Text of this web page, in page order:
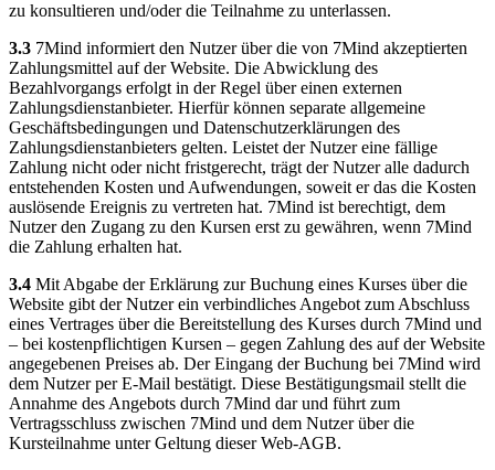
zu konsultieren und/oder die Teilnahme zu unterlassen.
3.3 7Mind informiert den Nutzer über die von 7Mind akzeptierten
Zahlungsmittel auf der Website. Die Abwicklung des
Bezahlvorgangs erfolgt in der Regel über einen externen
Zahlungsdienstanbieter. Hierfür können separate allgemeine
Geschäftsbedingungen und Datenschutzerklärungen des
Zahlungsdienstanbieters gelten. Leistet der Nutzer eine fällige
Zahlung nicht oder nicht fristgerecht, trägt der Nutzer alle dadurch
entstehenden Kosten und Aufwendungen, soweit er das die Kosten
auslösende Ereignis zu vertreten hat. 7Mind ist berechtigt, dem
Nutzer den Zugang zu den Kursen erst zu gewähren, wenn 7Mind
die Zahlung erhalten hat.
3.4 Mit Abgabe der Erklärung zur Buchung eines Kurses über die
Website gibt der Nutzer ein verbindliches Angebot zum Abschluss
eines Vertrages über die Bereitstellung des Kurses durch 7Mind und
– bei kostenpflichtigen Kursen – gegen Zahlung des auf der Website
angegebenen Preises ab. Der Eingang der Buchung bei 7Mind wird
dem Nutzer per E-Mail bestätigt. Diese Bestätigungsmail stellt die
Annahme des Angebots durch 7Mind dar und führt zum
Vertragsschluss zwischen 7Mind und dem Nutzer über die
Kursteilnahme unter Geltung dieser Web-AGB.